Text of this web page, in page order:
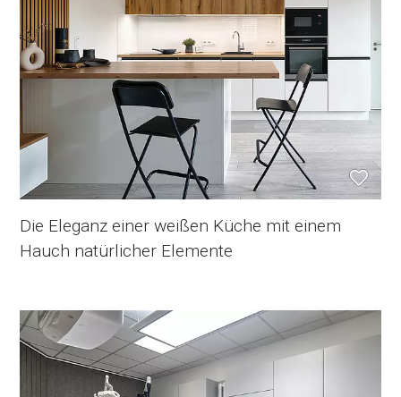
Die Eleganz einer weißen Küche mit einem
Hauch natürlicher Elemente